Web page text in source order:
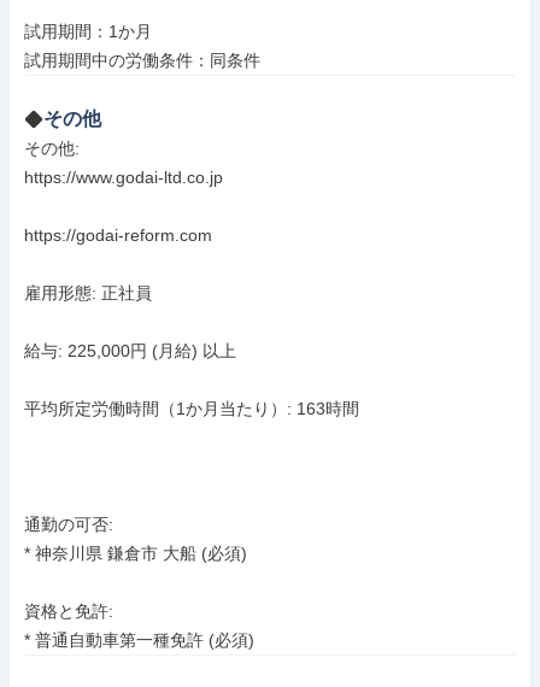
試用期間：1か月
試用期間中の労働条件：同条件
その他
その他:
https://www.godai-ltd.co.jp
https://godai-reform.com
雇用形態: 正社員
給与: 225,000円 (月給) 以上
平均所定労働時間（1か月当たり）: 163時間
通勤の可否:
* 神奈川県 鎌倉市 大船 (必須)
資格と免許:
* 普通自動車第一種免許 (必須)